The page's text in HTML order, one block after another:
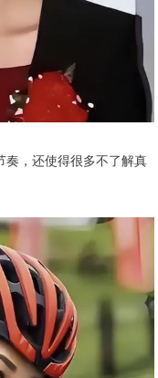
奏，还使得很多不了解真